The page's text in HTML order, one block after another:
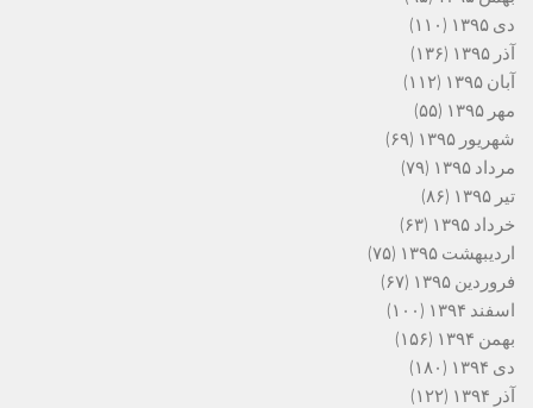
دی ۱۳۹۵
(۱۱۰)
آذر ۱۳۹۵
(۱۳۶)
آبان ۱۳۹۵
(۱۱۲)
مهر ۱۳۹۵
(۵۵)
شهریور ۱۳۹۵
(۶۹)
مرداد ۱۳۹۵
(۷۹)
تیر ۱۳۹۵
(۸۶)
خرداد ۱۳۹۵
(۶۳)
اردیبهشت ۱۳۹۵
(۷۵)
فروردین ۱۳۹۵
(۶۷)
اسفند ۱۳۹۴
(۱۰۰)
بهمن ۱۳۹۴
(۱۵۶)
دی ۱۳۹۴
(۱۸۰)
آذر ۱۳۹۴
(۱۲۲)